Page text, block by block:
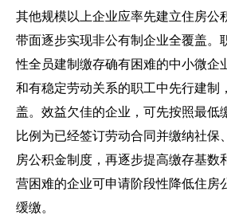
其他规模以上企业应率先建立住房公
带面逐步实现非公有制企业全覆盖。
性全员建制缴存确有困难的中小微
和有稳定劳动关系的职工中先行建制
盖。效益欠佳的企业，可先按照最低
比例为已经签订劳动合同并缴纳社保
房公积金制度，再逐步提高缴存基数
营困难的企业可申请阶段性降低住房
缓缴。